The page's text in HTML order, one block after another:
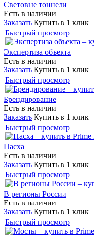
Световые тоннели
Есть в наличии
Заказать Купить в 1 клик
Быстрый просмотр
Экспертиза объекта
Есть в наличии
Заказать Купить в 1 клик
Быстрый просмотр
Брендирование
Есть в наличии
Заказать Купить в 1 клик
Быстрый просмотр
Пасха
Есть в наличии
Заказать Купить в 1 клик
Быстрый просмотр
В регионы России
Есть в наличии
Заказать Купить в 1 клик
Быстрый просмотр